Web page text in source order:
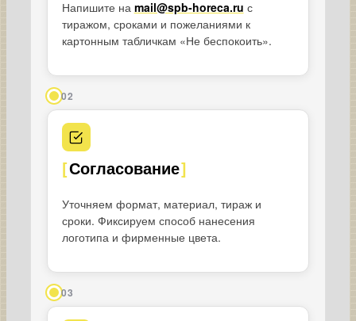
Напишите на mail@spb-horeca.ru с
тиражом, сроками и пожеланиями к
картонным табличкам «Не беспокоить».
02
Согласование
Уточняем формат, материал, тираж и
сроки. Фиксируем способ нанесения
логотипа и фирменные цвета.
03